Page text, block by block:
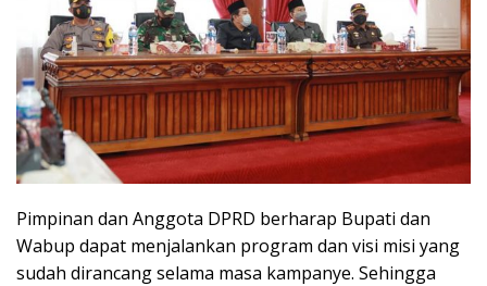
Pimpinan dan Anggota DPRD berharap Bupati dan
Wabup dapat menjalankan program dan visi misi yang
sudah dirancang selama masa kampanye. Sehingga